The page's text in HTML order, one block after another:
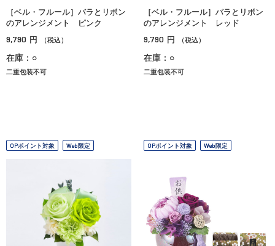
［ベル・フルール］バラとリボン
のアレンジメント ピンク
9,790 円 （税込）
在庫：○
二重包装不可
［ベル・フルール］バラとリボン
のアレンジメント レッド
9,790 円 （税込）
在庫：○
二重包装不可
OPポイント対象 Web限定 OPポイント対象 Web限定